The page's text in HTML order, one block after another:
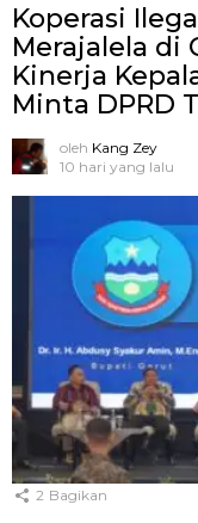
Koperasi
Merajalela di
Kinerja
Minta DPRD
oleh Kang Zey
10 hari yang lalu
2 Bagikan